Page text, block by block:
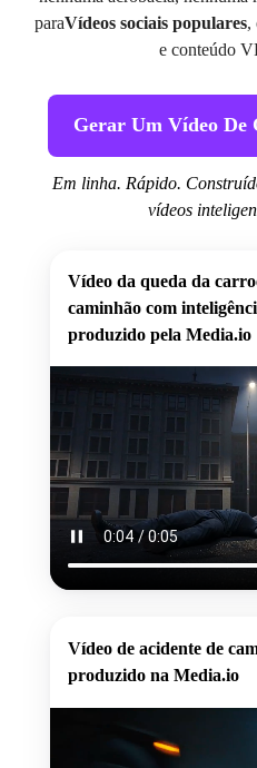
paraVídeos sociais populares,
e conteúdo
Gerar Um Vídeo De
Em linha. Rápido.
vídeos
Vídeo da queda da
caminhão com
produzido pela Media.io
Vídeo de acidente de
produzido na Media.io